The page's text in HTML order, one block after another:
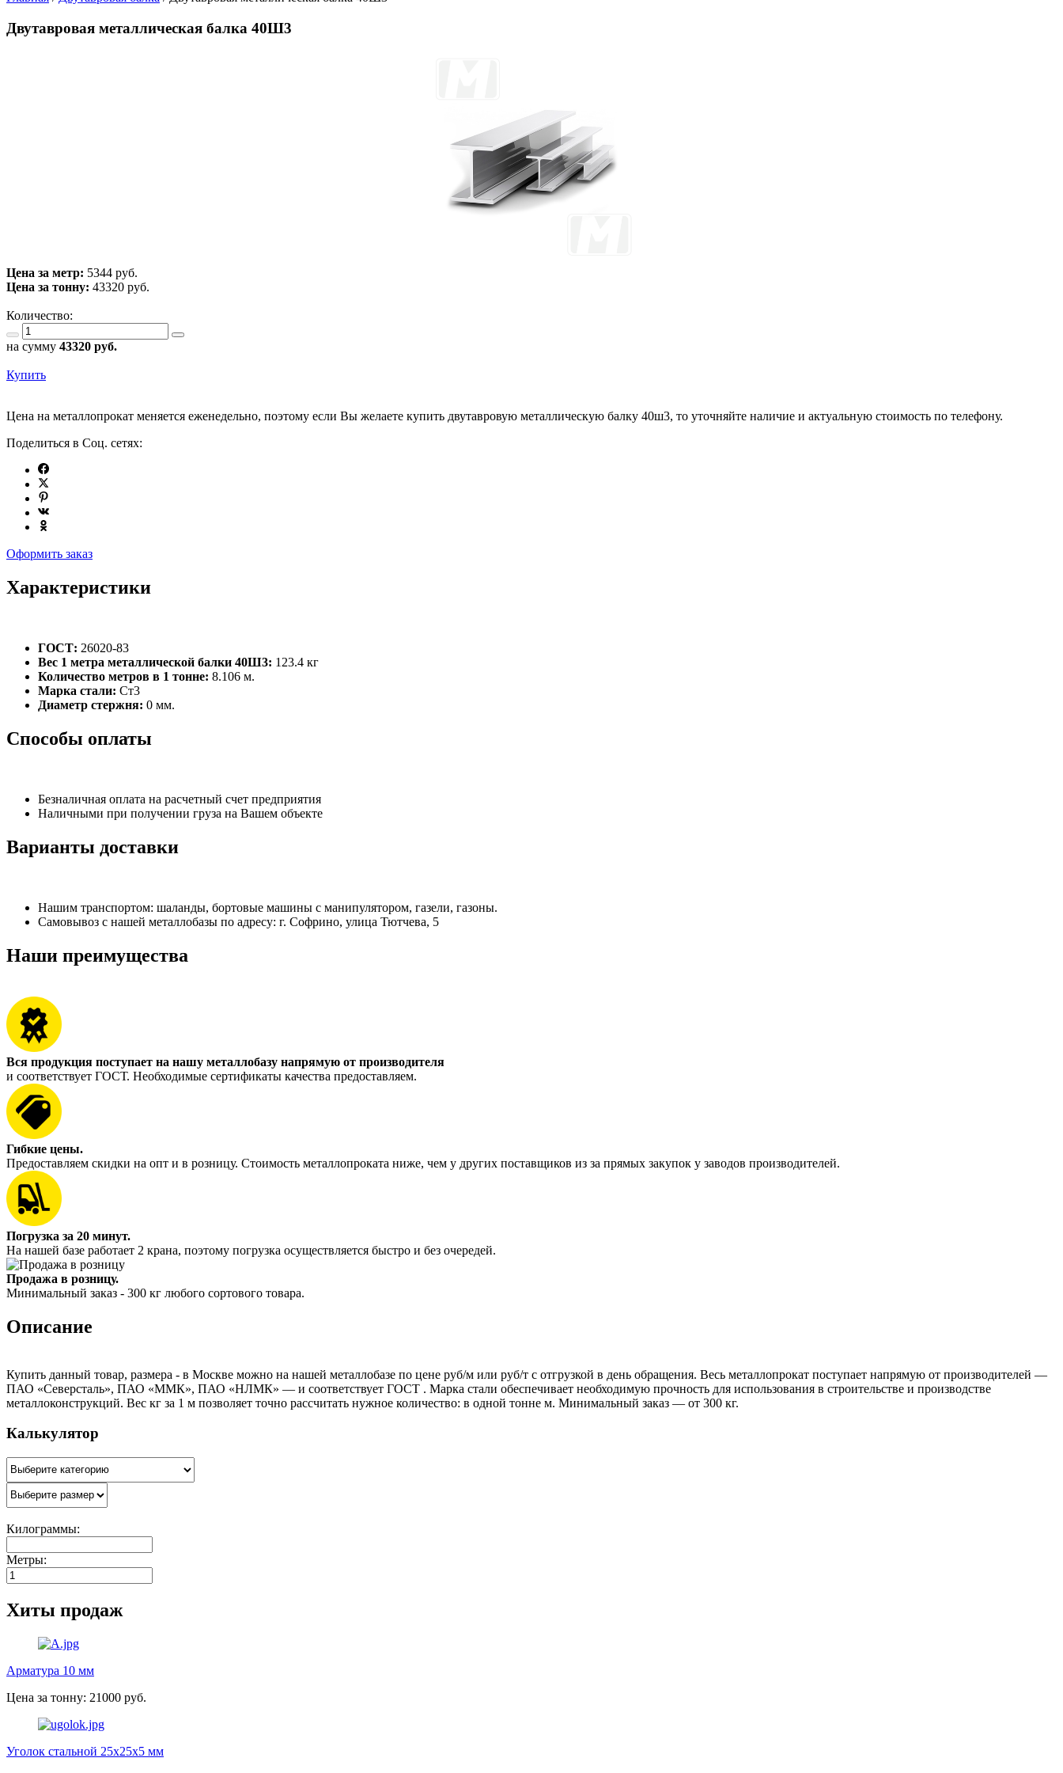
Двутавровая металлическая балка 40Ш3
Цена за метр: 5344 руб.
Цена за тонну: 43320 руб.
Количество:
на сумму 43320 руб.
Купить
Цена на металлопрокат меняется еженедельно, поэтому если Вы желаете купить двутавровую металлическую балку 40ш3, то уточняйте наличие и актуальную стоимость по телефону.
Поделиться в Соц. сетях:
Оформить заказ
Характеристики
ГОСТ: 26020-83
Вес 1 метра металлической балки 40Ш3: 123.4 кг
Количество метров в 1 тонне: 8.106 м.
Марка стали: Ст3
Диаметр стержня: 0 мм.
Способы оплаты
Безналичная оплата на расчетный счет предприятия
Наличными при получении груза на Вашем объекте
Варианты доставки
Нашим транспортом: шаланды, бортовые машины с манипулятором, газели, газоны.
Самовывоз с нашей металлобазы по адресу: г. Софрино, улица Тютчева, 5
Наши преимущества
Вся продукция поступает на нашу металлобазу напрямую от производителя
и соответствует ГОСТ. Необходимые сертификаты качества предоставляем.
Гибкие цены.
Предоставляем скидки на опт и в розницу. Стоимость металлопроката ниже, чем у других поставщиков из за прямых закупок у заводов производителей.
Погрузка за 20 минут.
На нашей базе работает 2 крана, поэтому погрузка осуществляется быстро и без очередей.
Продажа в розницу.
Минимальный заказ - 300 кг любого сортового товара.
Описание
Купить данный товар, размера - в Москве можно на нашей металлобазе по цене руб/м или руб/т с отгрузкой в день обращения. Весь металлопрокат поступает напрямую от производителей —
ПАО «Северсталь», ПАО «ММК», ПАО «НЛМК» — и соответствует ГОСТ . Марка стали обеспечивает необходимую прочность для использования в строительстве и производстве
металлоконструкций. Вес кг за 1 м позволяет точно рассчитать нужное количество: в одной тонне м. Минимальный заказ — от 300 кг.
Калькулятор
Килограммы:
Метры:
Хиты продаж
Арматура 10 мм
Цена за тонну: 21000 руб.
Уголок стальной 25х25х5 мм